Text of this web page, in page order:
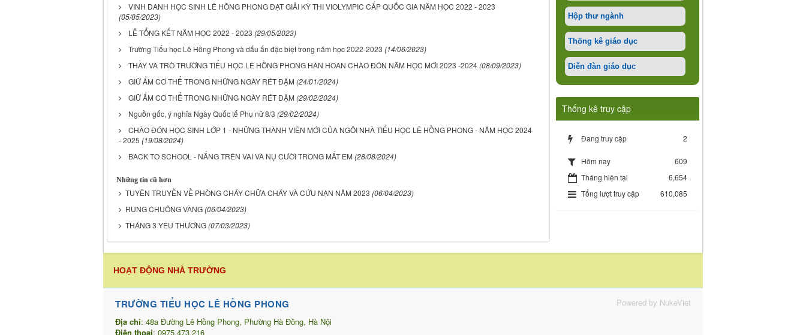
VINH DANH HỌC SINH LÊ HỒNG PHONG ĐẠT GIẢI KỲ THI VIOLYMPIC CẤP QUỐC GIA NĂM HỌC 2022 - 2023
(05/05/2023)
LỄ TỔNG KẾT NĂM HỌC 2022 - 2023 (29/05/2023)
Trường Tiểu học Lê Hồng Phong và dấu ấn đặc biệt trong năm học 2022-2023 (14/06/2023)
THẦY VÀ TRÒ TRƯỜNG TIỂU HỌC LÊ HỒNG PHONG HÂN HOAN CHÀO ĐÓN NĂM HỌC MỚI 2023 -2024(08/09/2023)
GIỮ ẤM CƠ THỂ TRONG NHỮNG NGÀY RÉT ĐẬM(24/01/2024)
GIỮ ẤM CƠ THỂ TRONG NHỮNG NGÀY RÉT ĐẬM(29/02/2024)
Nguồn gốc, ý nghĩa Ngày Quốc tế Phụ nữ 8/3 (29/02/2024)
CHÀO ĐÓN HỌC SINH LỚP 1 - NHỮNG THÀNH VIÊN MỚI CỦA NGÔI NHÀ TIỂU HỌC LÊ HỒNG PHONG - NĂM HỌC 2024
- 2025 (19/08/2024)
BACK TO SCHOOL - NẮNG TRÊN VAI VÀ NỤ CƯỜI TRONG MẮT EM(28/08/2024)
Những tin cũ hơn
TUYÊN TRUYỀN VỀ PHÒNG CHÁY CHỮA CHÁY VÀ CỨU NẠN NĂM 2023 (06/04/2023)
RUNG CHUÔNG VÀNG(06/04/2023)
THÁNG 3 YÊU THƯƠNG(07/03/2023)
Hộp thư ngành
Thống kê giáo dục
Diễn đàn giáo dục
Thống kê truy cập
Đang truy cập 2
Hôm nay
609
Tháng hiện tại
6,654
Tổng lượt truy cập
610,085
HOẠT ĐỘNG NHÀ TRƯỜNG
TRƯỜNG TIỂU HỌC LÊ HỒNG PHONG
Địa chỉ: 48a Đường Lê Hồng Phong, Phường Hà Đông, Hà Nội
Điện thoại: 0975.473.216
Powered by NukeViet